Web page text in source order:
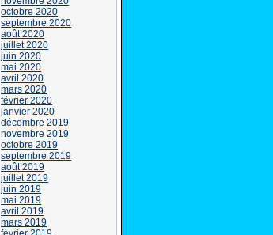
octobre 2020
septembre 2020
août 2020
juillet 2020
juin 2020
mai 2020
avril 2020
mars 2020
février 2020
janvier 2020
décembre 2019
novembre 2019
octobre 2019
septembre 2019
août 2019
juillet 2019
juin 2019
mai 2019
avril 2019
mars 2019